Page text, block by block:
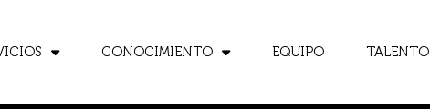
CONOCIMIENTO EQUIPO TALENTO